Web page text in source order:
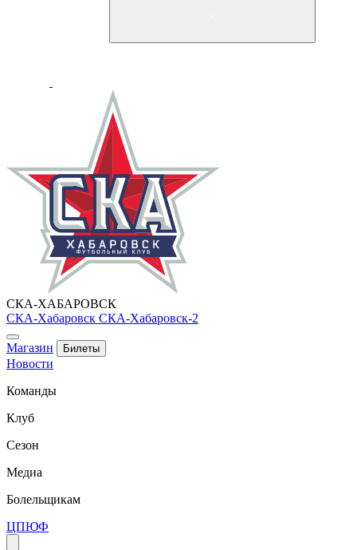
СКА-ХАБАРОВСК
СКА-Хабаровск СКА-Хабаровск-2
Магазин Билеты
Новости
Команды
Клуб
Сезон
Медиа
Болельщикам
ЦПЮФ